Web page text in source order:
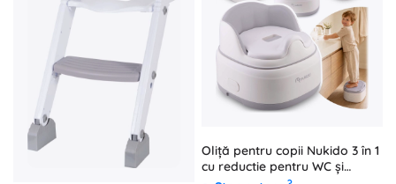
Oliță pentru copii Nukido 3 în 1
cu reductie pentru WC și